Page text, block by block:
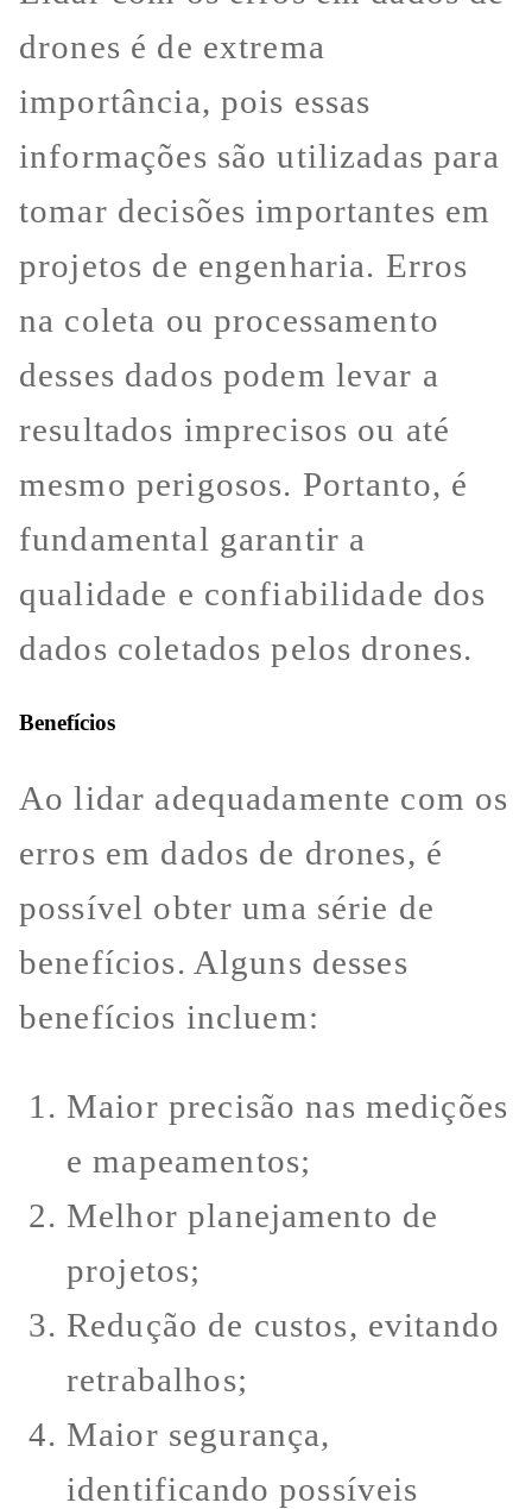
drones é de extrema
importância, pois essas
informações são utilizadas para
tomar decisões importantes em
projetos de engenharia. Erros
na coleta ou processamento
desses dados podem levar a
resultados imprecisos ou até
mesmo perigosos. Portanto, é
fundamental garantir a
qualidade e confiabilidade dos
dados coletados pelos drones.
Benefícios
Ao lidar adequadamente com os
erros em dados de drones, é
possível obter uma série de
benefícios. Alguns desses
benefícios incluem:
Maior precisão nas medições
e mapeamentos;
Melhor planejamento de
projetos;
Redução de custos, evitando
retrabalhos;
Maior segurança,
identificando possíveis